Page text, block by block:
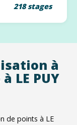
218 stages
à
LE PUY
de points à LE